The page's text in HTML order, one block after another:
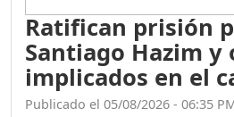
Ratifican prisión
Santiago Hazim y
implicados en el
Publicado el 05/08/2026 - 06:35